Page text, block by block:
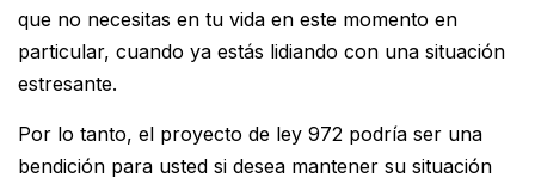
que no necesitas en tu vida en este momento en
particular, cuando ya estás lidiando con una situación
estresante.
Por lo tanto, el proyecto de ley 972 podría ser una
bendición para usted si desea mantener su situación